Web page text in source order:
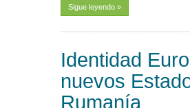
Sigue leyendo »
Identidad
nuevos
Rumanía